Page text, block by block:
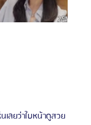
เลยว่าใบหน้าดูสวย